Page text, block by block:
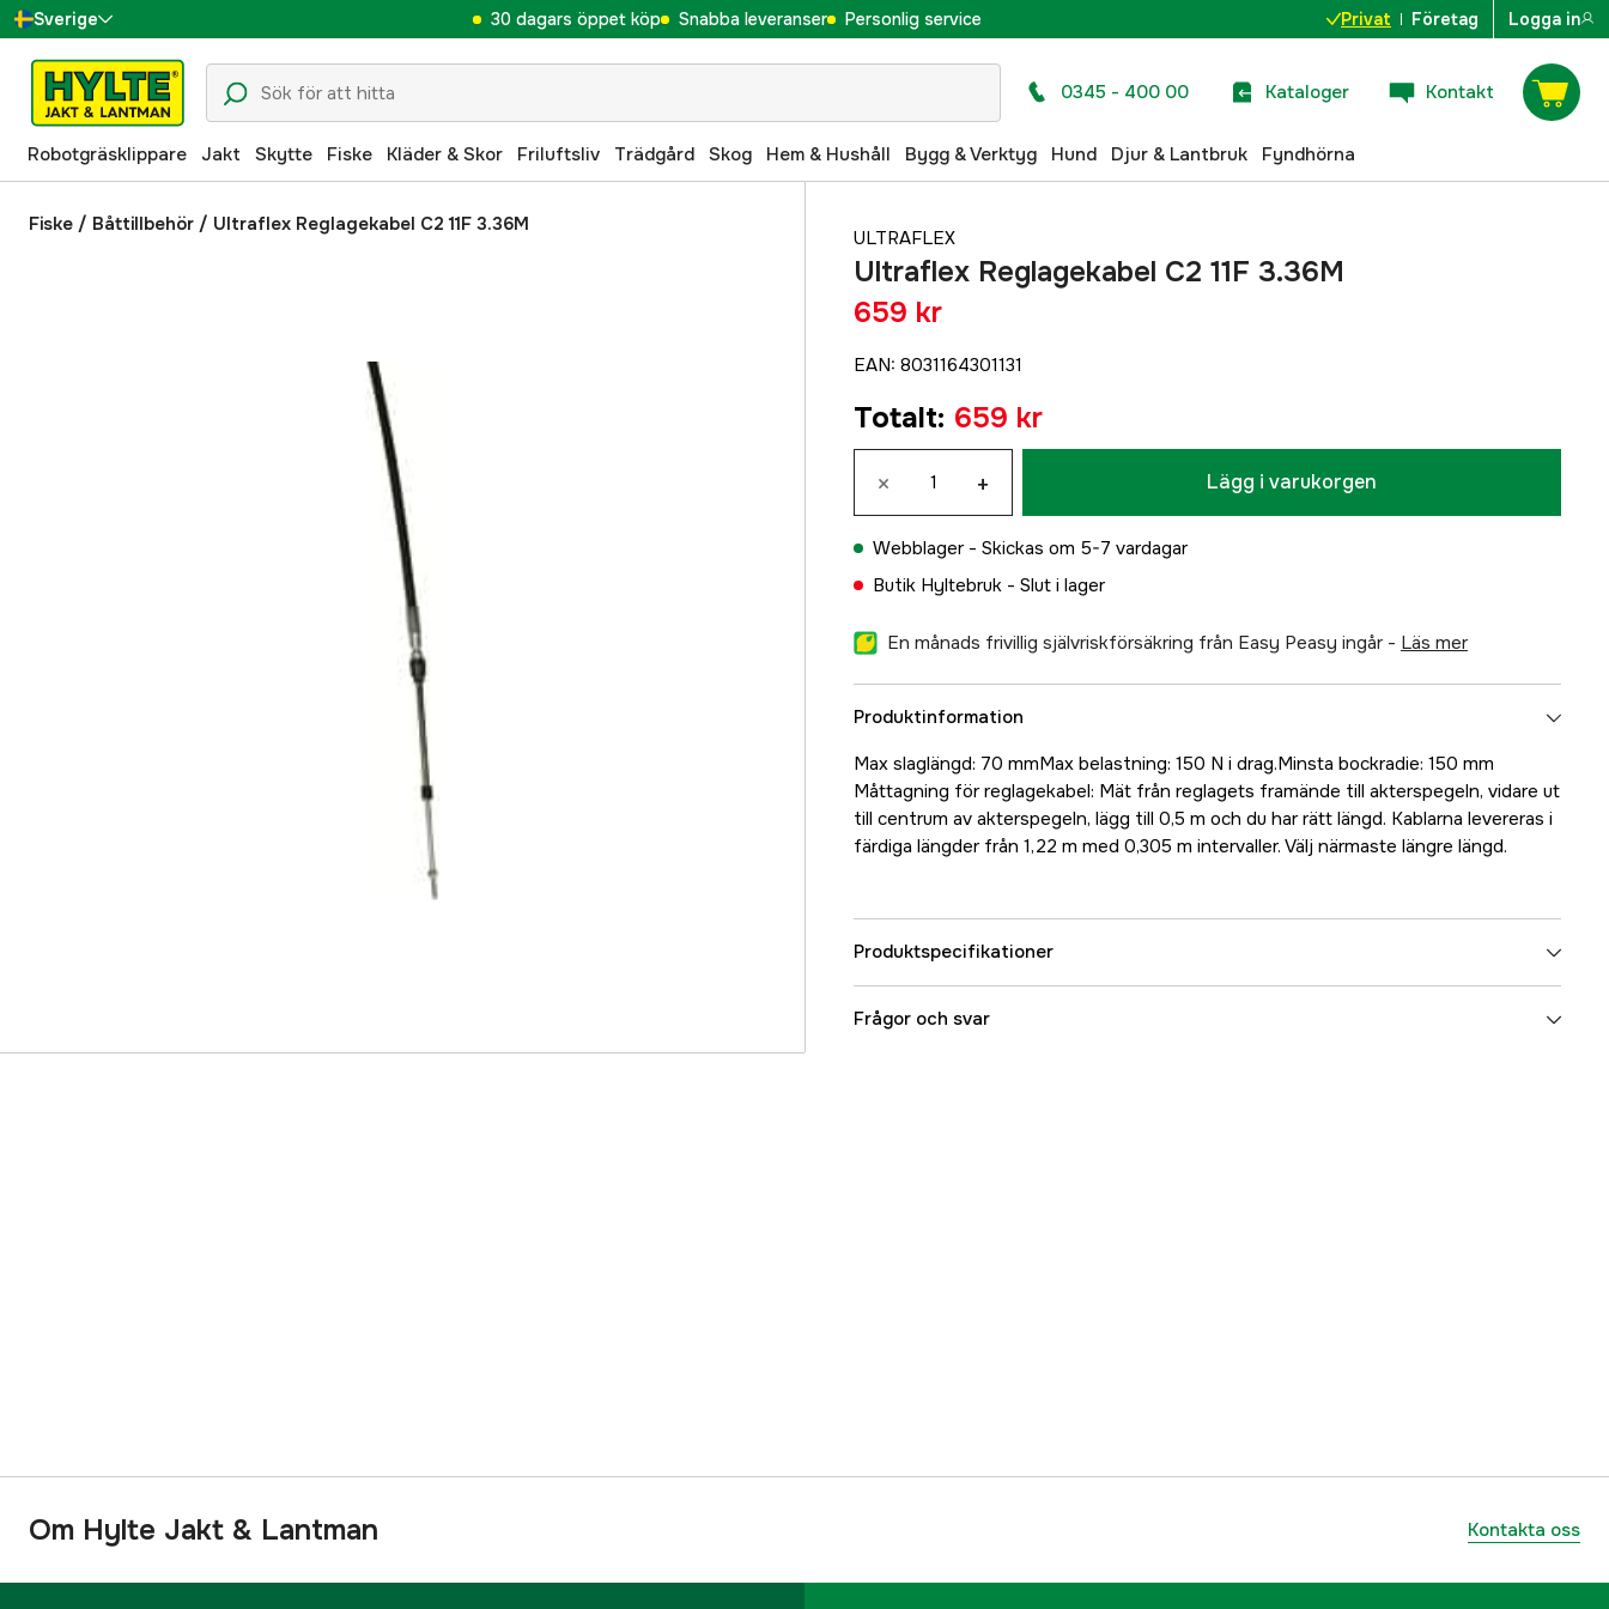
Sverige
Danmark
Suomi
Norge
Deutschland
30 dagars öppet köp Snabba leveranser Personlig service Privat Företag Logga in
0345 - 400 00 Kataloger Kontakt
Robotgräsklippare Jakt Skytte Fiske Kläder & Skor Friluftsliv Trädgård Skog Hem & Hushåll Bygg & Verktyg Hund Djur & Lantbruk Fyndhörna
Fiske / Båttillbehör / Ultraflex Reglagekabel C2 11F 3.36M
ULTRAFLEX
Ultraflex Reglagekabel C2 11F 3.36M
659 kr
EAN: 8031164301131
Totalt: 659 kr
× + Lägg i varukorgen
Webblager - Skickas om 5-7 vardagar
Butik Hyltebruk - Slut i lager
En månads frivillig självriskförsäkring från Easy Peasy ingår - läs mer
Produktinformation
Max slaglängd: 70 mmMax belastning: 150 N i drag.Minsta bockradie: 150 mm
Måttagning för reglagekabel: Mät från reglagets framände till akterspegeln, vidare ut
till centrum av akterspegeln, lägg till 0,5 m och du har rätt längd. Kablarna levereras i
färdiga längder från 1,22 m med 0,305 m intervaller. Välj närmaste längre längd.
Produktspecifikationer
Referensnummer
Frågor och svar
Om Hylte Jakt & Lantman Kontakta oss